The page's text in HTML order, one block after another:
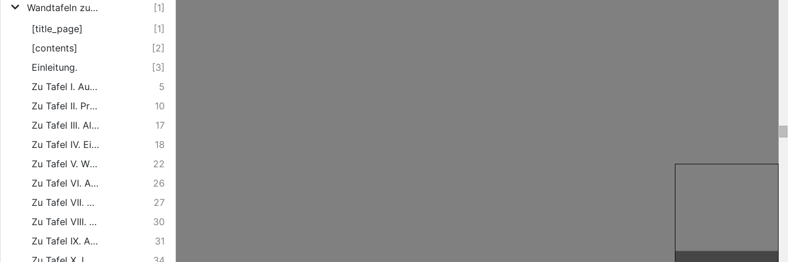
Wandtafeln zur Alkoholfrage
[1]
[title_page]
[1]
[contents]
[2]
Einleitung.
[3]
Zu Tafel I. Ausgabe für geistige Getränke in Arbeiterhaushalten.
5
Zu Tafel II. Preis und Nährwert der wichtigsten Nahrungs- und Genussmittel.
10
Zu Tafel III. Alkohol und Entartung.
17
Zu Tafel IV. Einfluss von Alkohol und Tee auf das Addieren einstelliger Zahlen.
18
Zu Tafel V. Wirkung täglichen Alkoholkonsums auf Rechenleistung.
22
Zu Tafel VI. Alkohol und Schule.
26
Zu Tafel VII. Alkohol und Sterblichkeit.
27
Zu Tafel VIII. Alkohol und Körperverletzung.
30
Zu Tafel IX. Alkohol und Verbrechen.
31